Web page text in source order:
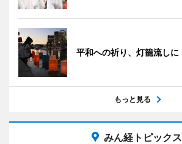
平和への祈り、灯籠流しに
もっと見る
みん経トピックス